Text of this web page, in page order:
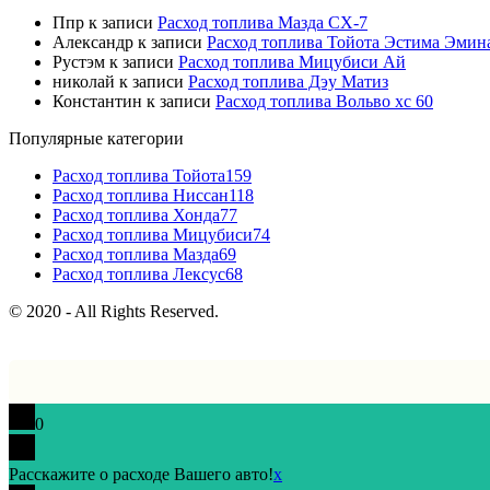
Ппр к записи Расход топлива Мазда СХ-7
Александр к записи Расход топлива Тойота Эстима
Рустэм к записи Расход топлива Мицубиси Ай
николай к записи Расход топлива Дэу Матиз
Константин к записи Расход топлива Вольво хс 60
Популярные категории
Расход топлива Тойота159
Расход топлива Ниссан118
Расход топлива Хонда77
Расход топлива Мицубиси74
Расход топлива Мазда69
Расход топлива Лексус68
© 2020 - All Rights Reserved.
0
Расскажите о расходе Вашего авто!x